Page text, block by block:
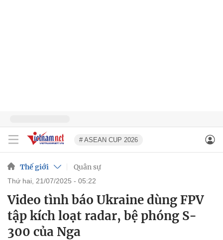
# ASEAN CUP 2026
Thế giới Quân sự
thứ hai, 21/07/2025 - 05:22
Video tình báo Ukraine dùng FPV
tập kích loạt radar, bệ phóng S-
300 của Nga